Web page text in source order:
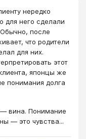
нередко
для него сделали
после
что родители
для них.
этот
японцы же
понимания долга
вина. Понимание
— это чувства...